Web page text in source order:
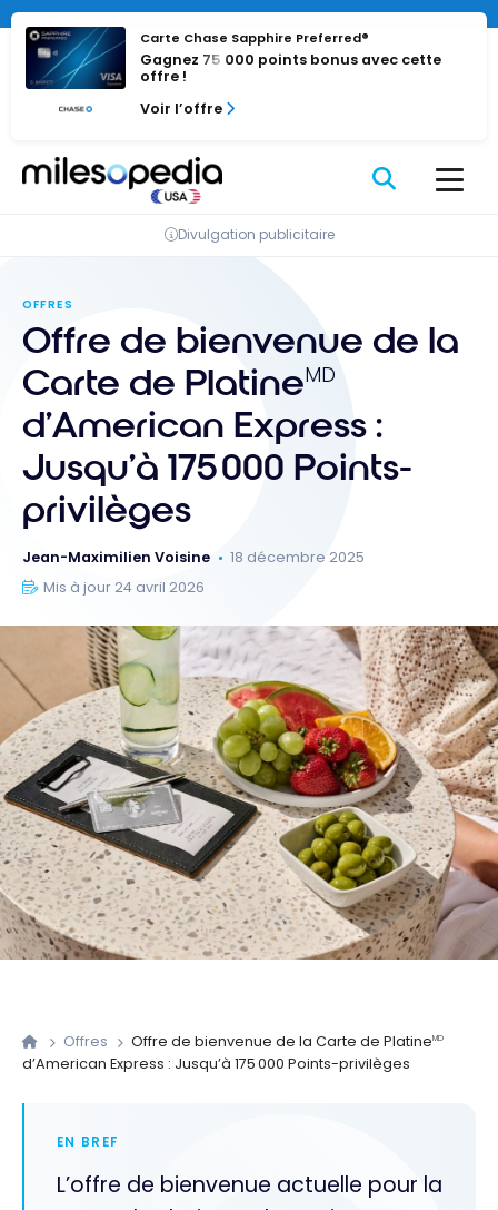
Passer
contenu
Carte Chase Sapphire Preferred®
Gagnez 75 000 points bonus avec cette
offre !
Voir l’offre
Divulgation publicitaire
OFFRES
Offre de bienvenue de la
Carte de PlatineMD
d’American Express :
Jusqu’à 175 000 Points-
privilèges
Jean-Maximilien Voisine
18 décembre 2025
Mis à jour 24 avril 2026
Offres Offre de bienvenue de la Carte de PlatineMD
d’American Express : Jusqu’à 175 000 Points-privilèges
EN BREF
L’offre de bienvenue actuelle pour la